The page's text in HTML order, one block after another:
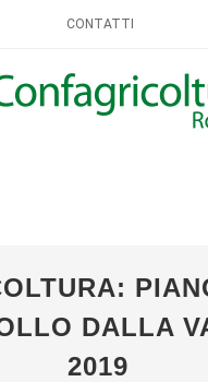
CONTATTI
DALLA
2019